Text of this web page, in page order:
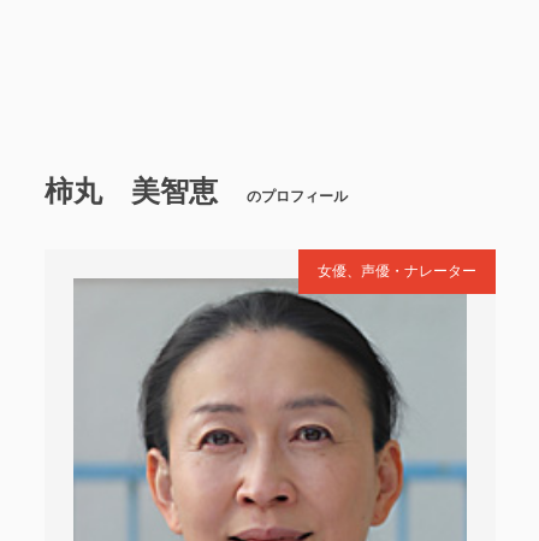
柿丸 美智恵 のプロフィール
女優、声優・ナレーター